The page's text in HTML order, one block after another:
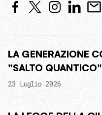
LA GENERAZIONE
"SALTO QUANTICO"
23 Luglio 2026